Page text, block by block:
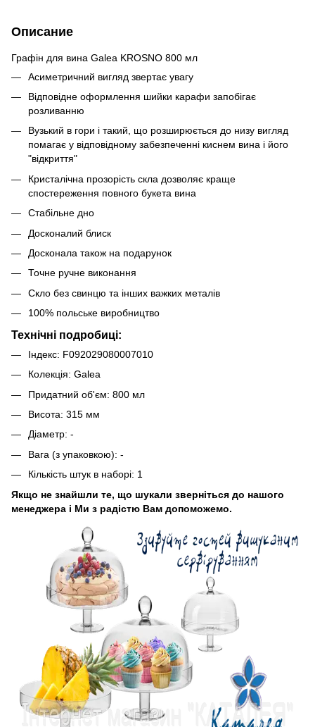
Описание
Графін для вина Galea KROSNO 800 мл
Асиметричний вигляд звертає увагу
Відповідне оформлення шийки карафи запобігає
розливанню
Вузький в гори і такий, що розширюється до низу вигляд
помагає у відповідному забезпеченні киснем вина і його
"відкриття"
Кристалічна прозорість скла дозволяє краще
спостереження повного букета вина
Стабільне дно
Досконалий блиск
Досконала також на подарунок
Точне ручне виконання
Скло без свинцю та інших важких металів
100% польське виробництво
Технічні подробиці:
Індекс: F092029080007010
Колекція: Galea
Придатний об'єм: 800 мл
Висота: 315 мм
Діаметр: -
Вага (з упаковкою): -
Кількість штук в наборі: 1
Якщо не знайшли те, що шукали зверніться до нашого
менеджера і Ми з радістю Вам допоможемо.